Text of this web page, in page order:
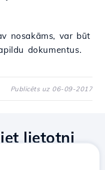
nosakāms, var būt
dokumentus.
Publicēts uz 06-09-2017
lietotni